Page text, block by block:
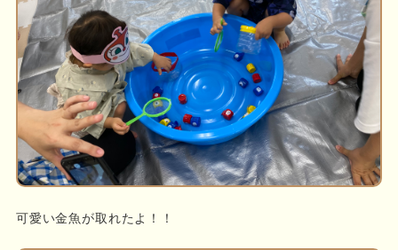
可愛い金魚が取れたよ！！